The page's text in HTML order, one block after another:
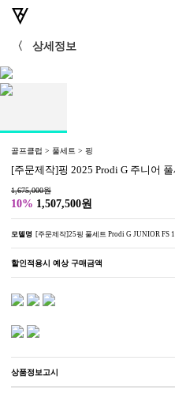
〈 상세정보
골프클럽 > 풀세트 > 핑
[주문제작]핑 2025 Prodi G 주니어
1,675,000원
10% 1,507,500원
모델명 [주문제작]25핑 풀세트 Prodi G JUNIOR FS
할인적용시 예상 구매금액
상품정보고시